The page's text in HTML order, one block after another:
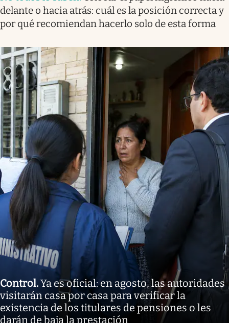
delante o hacia atrás: cuál es la posición correcta y
por qué recomiendan hacerlo solo de esta forma
Control.Ya es oficial: en agosto, las autoridades
visitarán casa por casa para verificar la
existencia de los titulares de pensiones o les
darán de baja la prestación